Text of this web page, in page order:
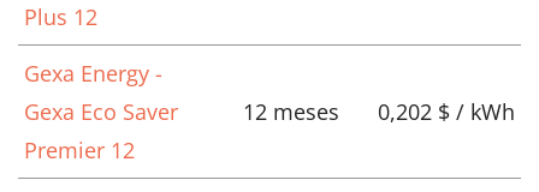
Plus 12
Gexa Energy -
Gexa Eco Saver
Premier 12
12 meses 0,202 $ / kWh